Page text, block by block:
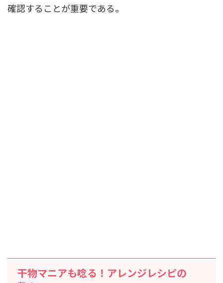
確認することが重要である。
干物マニアも唸る！アレンジレシピの